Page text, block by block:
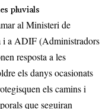
pluvials
al Ministeri de
i a ADIF (Administradors
resposta a les
els danys ocasionats
els camins i
que seguiran